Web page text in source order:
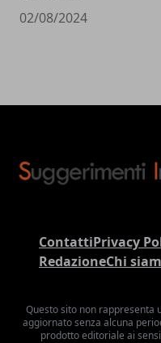
02/08/2024
ContattiPrivacy
RedazioneChi
Questo sito non rappresenta
aggiornato senza alcuna
prodotto editoriale ai